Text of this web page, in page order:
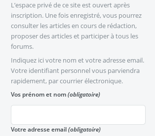
L’espace privé de ce site est ouvert après
inscription. Une fois enregistré, vous pourrez
consulter les articles en cours de rédaction,
proposer des articles et participer à tous les
forums.
Indiquez ici votre nom et votre adresse email.
Votre identifiant personnel vous parviendra
rapidement, par courrier électronique.
Vos prénom et nom(obligatoire)
Votre adresse email(obligatoire)